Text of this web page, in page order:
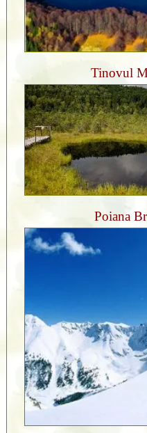
Tinovul
Poiana